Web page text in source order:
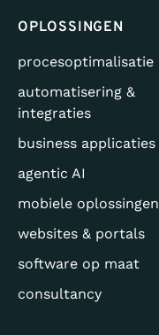
OPLOSSINGEN
procesoptimalisatie
automatisering &
integraties
business applicaties
agentic AI
mobiele oplossingen
websites & portals
software op maat
consultancy